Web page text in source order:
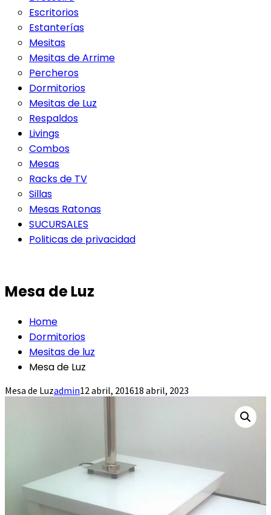
Escritorios
Estanterías
Mesitas
Mesitas de Arrime
Percheros
Dormitorios
Mesitas de Luz
Respaldos
Livings
Combos
Mesas
Racks de TV
Sillas
Mesas Ratonas
SUCURSALES
Politicas de privacidad
Mesa de Luz
Home
Dormitorios
Mesitas de luz
Mesa de Luz
Mesa de Luzadmin12 abril, 201618 abril, 2023